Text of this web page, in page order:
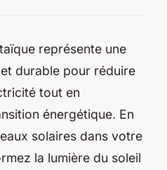
représente une
durable pour réduire
tout en
énergétique. En
solaires dans votre
la lumière du soleil